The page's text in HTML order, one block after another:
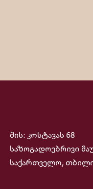
მის: კოსტავას 68
საზოგადოებრივი
საქართველო,